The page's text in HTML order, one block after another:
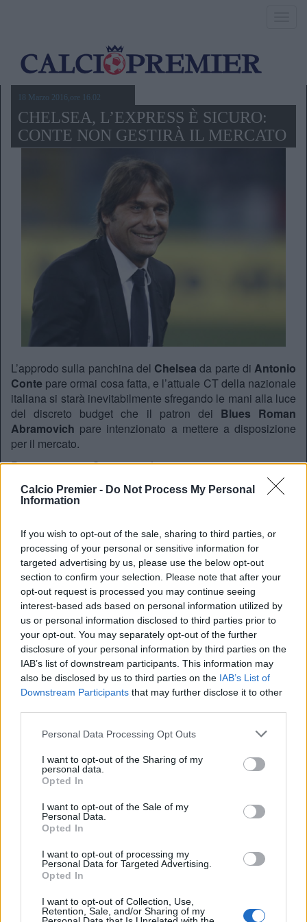
Calcio Premier - Do Not Process My Personal
Information
If you wish to opt-out of the sale, sharing to third parties, or
processing of your personal or sensitive information for
targeted advertising by us, please use the below opt-out
section to confirm your selection. Please note that after your
opt-out request is processed you may continue seeing
interest-based ads based on personal information utilized by
us or personal information disclosed to third parties prior to
your opt-out. You may separately opt-out of the further
disclosure of your personal information by third parties on the
IAB’s list of downstream participants. This information may
also be disclosed by us to third parties on the IAB’s List of
Downstream Participants that may further disclose it to other
Personal Data Processing Opt Outs
I want to opt-out of the Sharing of my
personal data.
Opted In
I want to opt-out of the Sale of my
Personal Data.
Opted In
I want to opt-out of processing my
Personal Data for Targeted Advertising.
Opted In
I want to opt-out of Collection, Use,
Retention, Sale, and/or Sharing of my
18 Marzo 2016,ore 16.02
CHELSEA, L’EXPRESS È SICURO:
CONTE NON GESTIRÀ IL MERCATO
L’approdo sulla panchina del Chelsea da parte di Antonio
Conte pare ormai cosa fatta, e l’attuale CT della nazionale
italiana si starà inevitabilmente sfregando le mani alla luce
del discreto budget che il patron dei Blues Roman
Abramovich pare intenzionato a mettere a disposizione
per il mercato.
Purtroppo perConte, però, acquisti e cessioni non
saranno soggette ad alcun suo diritto di veto, e anzi,
verranno condotte esclusivamete dagli uomini di mercato
da tenere d’occhio.
A riportare l’indiscrezione è il quotidiano britannico
Express
REDAZIONE
Twitter: @Calciopremier
Anno di Fondazione:
Città:Londra
Presidente:Todd Boehly
ALBO D'ORO